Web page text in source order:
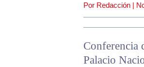
Por Redacción |
Conferencia
Palacio